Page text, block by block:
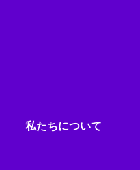
私たちについて